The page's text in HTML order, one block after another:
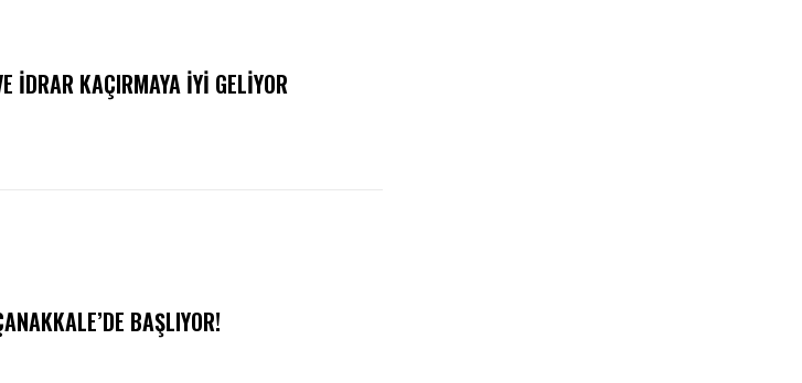
İDRAR KAÇIRMAYA İYI GELIYOR
BAŞLIYOR!